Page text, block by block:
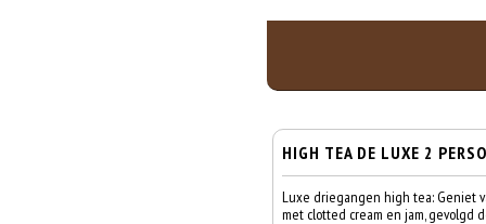
HIGH TEA DE LUXE 2
Luxe driegangen high tea: Geniet
met clotted cream en jam, gevolgd